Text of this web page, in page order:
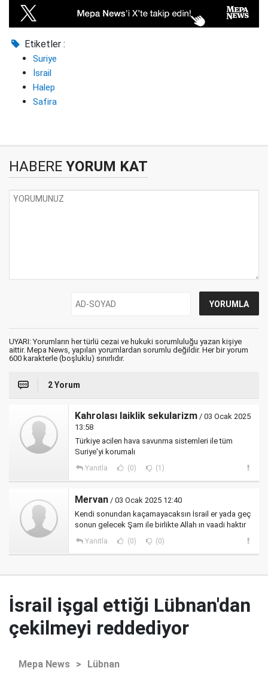
Etiketler :
Suriye
İsrail
Halep
Safira
HABERE YORUM KAT
UYARI: Yorumların her türlü cezai ve hukuki sorumluluğu yazan kişiye
aittir. Mepa News, yapılan yorumlardan sorumlu değildir. Her bir yorum
600 karakterle (boşluklu) sınırlıdır.
2 Yorum
Kahrolası laiklik sekularizm / 03 Ocak 2025
13:58
Türkiye acilen hava savunma sistemleri ile tüm
Suriye'yi korumalı
Yanıtla (0) (1)
Mervan / 03 Ocak 2025 12:40
Kendi sonundan kaçamayacaksın İsrail er yada geç
sonun gelecek Şam ile birlikte Allah ın vaadi haktır
Yanıtla (0) (0)
İsrail işgal ettiği Lübnan'dan
çekilmeyi reddediyor
Mepa News > Lübnan